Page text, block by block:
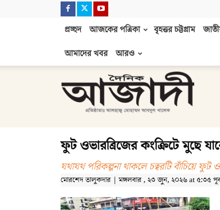
প্রচ্ছদ আজকের পত্রিকা বৃহত্তর চট্টগ্রাম
আমাদের খবর
আরও
আজাদী
ফুট ওভারব্রিজের কংক্রিটে মুছে
যথাযথ পরিকল্পনা থাকলে চত্বরটি বাঁচিয়ে
মোরশেদ তালুকদার | মঙ্গলবার , ২৩ জুন, ২০২৬ at ৫:৩৫